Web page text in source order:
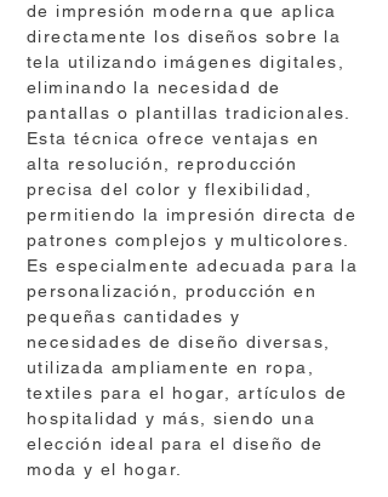
de impresión moderna que aplica
directamente los diseños sobre la
tela utilizando imágenes digitales,
eliminando la necesidad de
pantallas o plantillas tradicionales.
Esta técnica ofrece ventajas en
alta resolución, reproducción
precisa del color y flexibilidad,
permitiendo la impresión directa de
patrones complejos y multicolores.
Es especialmente adecuada para la
personalización, producción en
pequeñas cantidades y
necesidades de diseño diversas,
utilizada ampliamente en ropa,
textiles para el hogar, artículos de
hospitalidad y más, siendo una
elección ideal para el diseño de
moda y el hogar.